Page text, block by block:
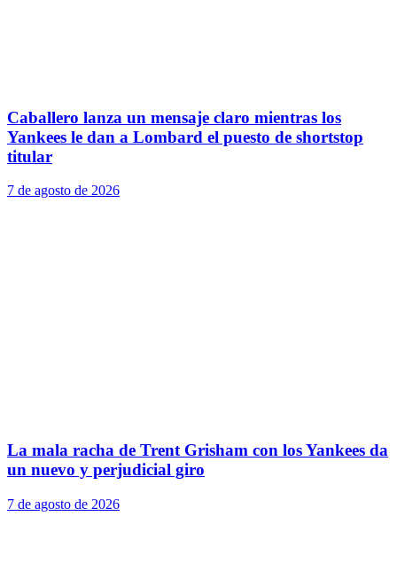
Caballero lanza un mensaje claro mientras los
Yankees le dan a Lombard el puesto de shortstop
titular
7 de agosto de 2026
La mala racha de Trent Grisham con los Yankees da
un nuevo y perjudicial giro
7 de agosto de 2026